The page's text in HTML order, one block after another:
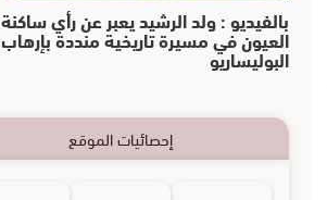
بالفيديو : ولد الرشيد يعبر عن رأي ساكنة
العيون في مسيرة تاريخية منددة بإرهاب
البوليساريو
إحصائيات الموقع